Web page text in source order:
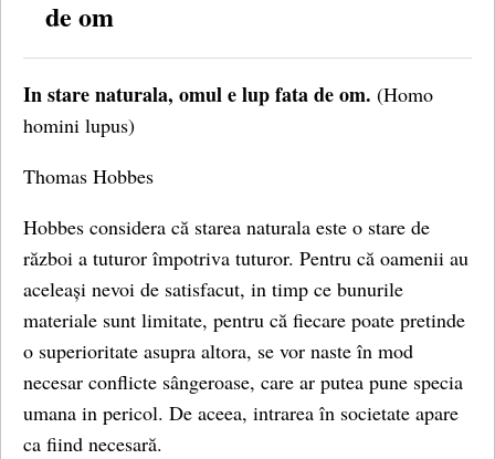
de om
In stare naturala, omul e lup fata de om. (Homo
homini lupus)
Thomas Hobbes
Hobbes considera că starea naturala este o stare de
război a tuturor împotriva tuturor. Pentru că oamenii au
aceleași nevoi de satisfacut, in timp ce bunurile
materiale sunt limitate, pentru că fiecare poate pretinde
o superioritate asupra altora, se vor naste în mod
necesar conflicte sângeroase, care ar putea pune specia
umana in pericol. De aceea, intrarea în societate apare
ca fiind necesară.